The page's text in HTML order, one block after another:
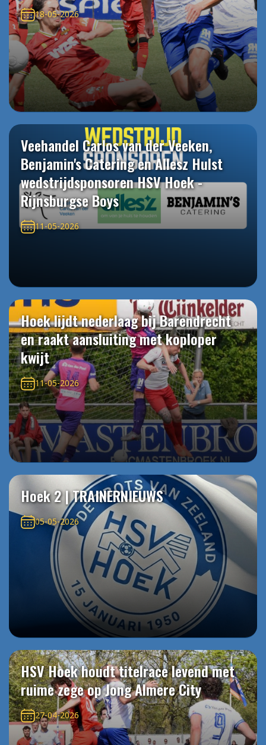
18-05-2026
Veehandel Carlos van der Veeken,
Benjamin's Catering en Allesz Hulst
wedstrijdsponsoren HSV Hoek -
Rijnsburgse Boys
11-05-2026
Hoek lijdt nederlaag bij Barendrecht
en raakt aansluiting met koploper
kwijt
11-05-2026
Hoek 2 | TRAINERNIEUWS
05-05-2026
HSV Hoek houdt titelrace levend met
ruime zege op Jong Almere City
27-04-2026